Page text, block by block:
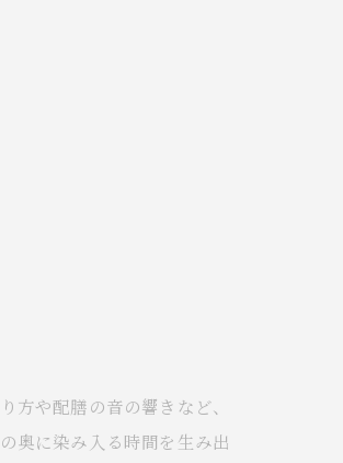
や配膳の音の響きなど、
奥に染み入る時間を生み出